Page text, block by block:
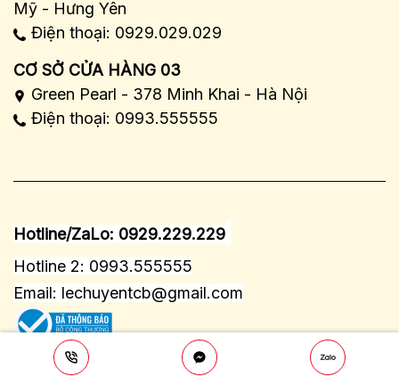
Mỹ - Hưng Yên
Điện thoại: 0929.029.029
CƠ SỞ CỬA HÀNG 03
Green Pearl - 378 Minh Khai - Hà Nội
Điện thoại: 0993.555555
Hotline/ZaLo: 0929.229.229
Hotline 2: 0993.555555
Email: lechuyentcb@gmail.com